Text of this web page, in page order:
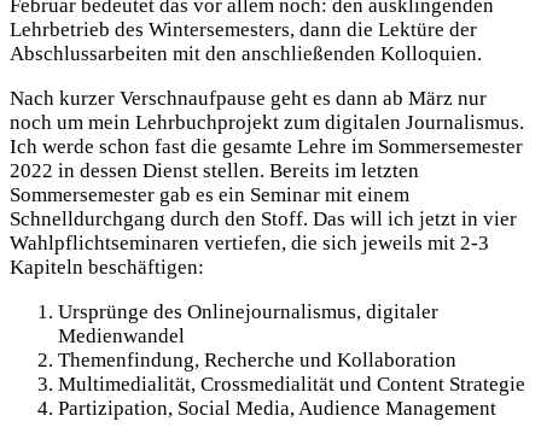
Februar bedeutet das vor allem noch: den ausklingenden
Lehrbetrieb des Wintersemesters, dann die Lektüre der
Abschlussarbeiten mit den anschließenden Kolloquien.
Nach kurzer Verschnaufpause geht es dann ab März nur
noch um mein Lehrbuchprojekt zum digitalen Journalismus.
Ich werde schon fast die gesamte Lehre im Sommersemester
2022 in dessen Dienst stellen. Bereits im letzten
Sommersemester gab es ein Seminar mit einem
Schnelldurchgang durch den Stoff. Das will ich jetzt in vier
Wahlpflichtseminaren vertiefen, die sich jeweils mit 2-3
Kapiteln beschäftigen:
Ursprünge des Onlinejournalismus, digitaler
Medienwandel
Themenfindung, Recherche und Kollaboration
Multimedialität, Crossmedialität und Content Strategie
Partizipation, Social Media, Audience Management